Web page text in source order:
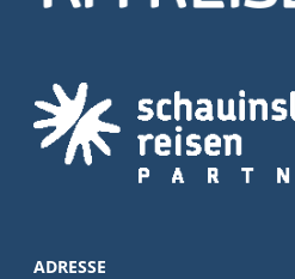
ADRESSE